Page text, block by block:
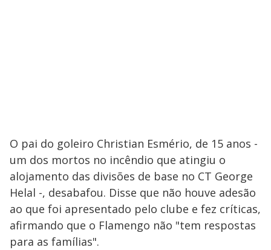
O pai do goleiro Christian Esmério, de 15 anos -
um dos mortos no incêndio que atingiu o
alojamento das divisões de base no CT George
Helal -, desabafou. Disse que não houve adesão
ao que foi apresentado pelo clube e fez críticas,
afirmando que o Flamengo não "tem respostas
para as famílias".